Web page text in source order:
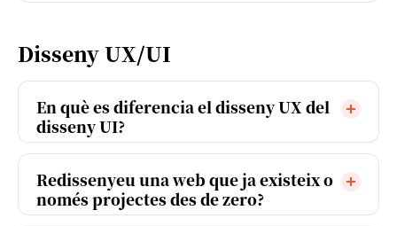
Disseny UX/UI
En què es diferencia el disseny UX del
disseny UI?
Redissenyeu una web que ja existeix o
només projectes des de zero?